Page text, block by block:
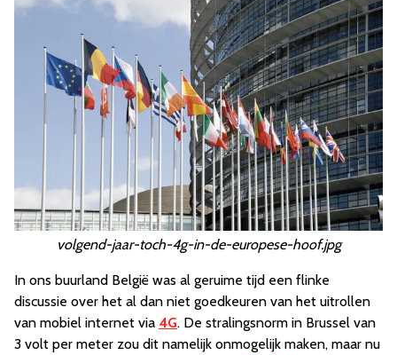
volgend-jaar-toch-4g-in-de-europese-hoof.jpg
In ons buurland België was al geruime tijd een flinke
discussie over het al dan niet goedkeuren van het uitrollen
van mobiel internet via 4G. De stralingsnorm in Brussel van
3 volt per meter zou dit namelijk onmogelijk maken, maar nu